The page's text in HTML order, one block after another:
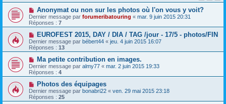
Anonymat ou non sur les photos où l'on vous y voit?
Dernier message par forumeribatouring « mar. 9 juin 2015 20:31
Réponses : 7
EUROFEST 2015, DAY / DIA / TAG /jour - 17/5 - photos/FIN
Dernier message par bébert44 « jeu. 4 juin 2015 16:07
Réponses : 13
Ma petite contribution en images.
Dernier message par almy77 « mar. 2 juin 2015 19:33
Réponses : 4
Photos des équipages
Dernier message par bonabri22 « ven. 29 mai 2015 23:18
Réponses : 25